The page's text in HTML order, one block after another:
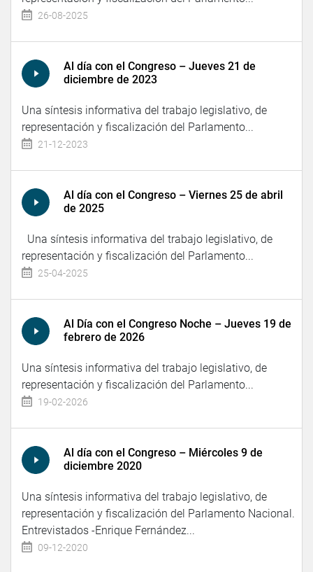
26-08-2025
Al día con el Congreso – Jueves 21 de
diciembre de 2023
Una síntesis informativa del trabajo legislativo, de
representación y fiscalización del Parlamento...
21-12-2023
Al día con el Congreso – Viernes 25 de abril
de 2025
Una síntesis informativa del trabajo legislativo, de
representación y fiscalización del Parlamento...
25-04-2025
Al Día con el Congreso Noche – Jueves 19 de
febrero de 2026
Una síntesis informativa del trabajo legislativo, de
representación y fiscalización del Parlamento...
19-02-2026
Al día con el Congreso – Miércoles 9 de
diciembre 2020
Una síntesis informativa del trabajo legislativo, de
representación y fiscalización del Parlamento Nacional.
Entrevistados -Enrique Fernández...
09-12-2020